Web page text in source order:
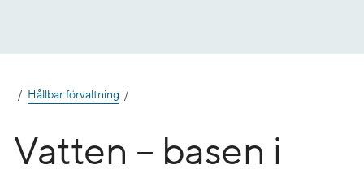
Hållbar förvaltning
Vatten – basen i